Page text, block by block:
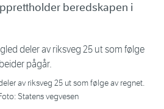
beredskapen i
av riksveg 25 ut som følge av regnet.
Statens vegvesen